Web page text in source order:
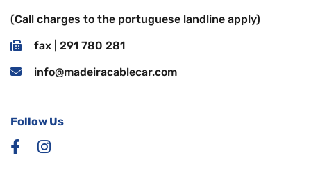
(Call charges to the portuguese landline apply)
fax | 291 780 281
info@madeiracablecar.com
Follow Us